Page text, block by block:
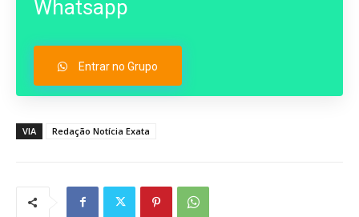
Whatsapp
Entrar no Grupo
VIA Redação Notícia Exata